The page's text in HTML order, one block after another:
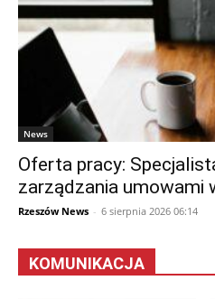
News
Oferta pracy:
zarządzania umowami
Rzeszów News - 6 sierpnia 2026 06:14
KOMUNIKACJA